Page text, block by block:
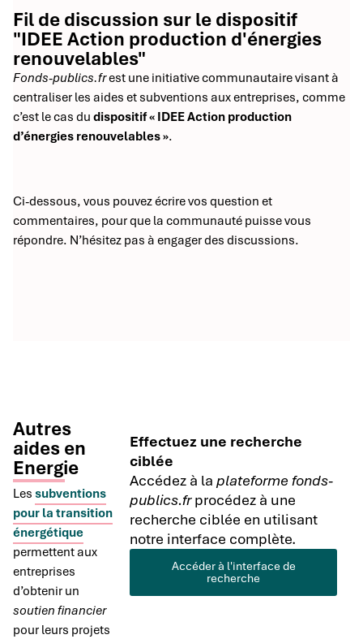
Fil de discussion sur le dispositif
"IDEE Action production d'énergies
renouvelables"
Fonds-publics.frest une initiative communautaire visant à
centraliser les aides et subventions aux entreprises, comme
c’est le cas du dispositif « IDEE Action production
d’énergies renouvelables ».
Ci-dessous, vous pouvez écrire vos question et
commentaires, pour que la communauté puisse vous
répondre. N’hésitez pas à engager des discussions.
Autres
aides en
Energie
Les subventions
pour la transition
énergétique
permettent aux
entreprises
d’obtenir un
soutien financier
pour leurs projets
Effectuez une recherche
ciblée
Accédez à laplateforme fonds-
publics.frprocédez à une
recherche ciblée en utilisant
notre interface complète.
Accéder à l'interface de
recherche